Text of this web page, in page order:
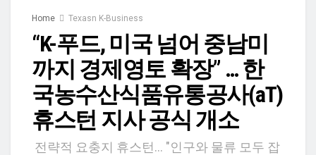
Home Texasn K-Business
“K-푸드, 미국 넘어 중남미
까지 경제영토 확장” … 한
국농수산식품유통공사(aT)
휴스턴 지사 공식 개소
전략적 요충지 휴스턴... "인구와 물류 모두 잡